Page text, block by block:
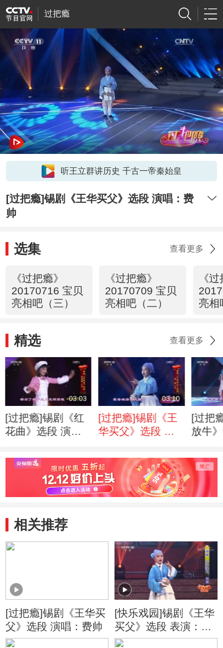
过把瘾
听王立群讲历史 千古一帝秦始皇
[过把瘾]锡剧《王华买父》选段 演唱：费
帅
选集 查看更多
《过把瘾》
20170716 宝贝
亮相吧（三）
《过把瘾》
20170709 宝贝
亮相吧（二）
《
亮相
精选 查看更多
03:03
[过把瘾]锡剧《红
花曲》选段 演
03:10
[过把瘾]锡剧《王
华买父》选段 演
[过把
放牛
相关推荐
[过把瘾]锡剧《王华买
父》选段 演唱：费帅
[快乐戏园]锡剧《王华
买父》选段 表演：费
帅